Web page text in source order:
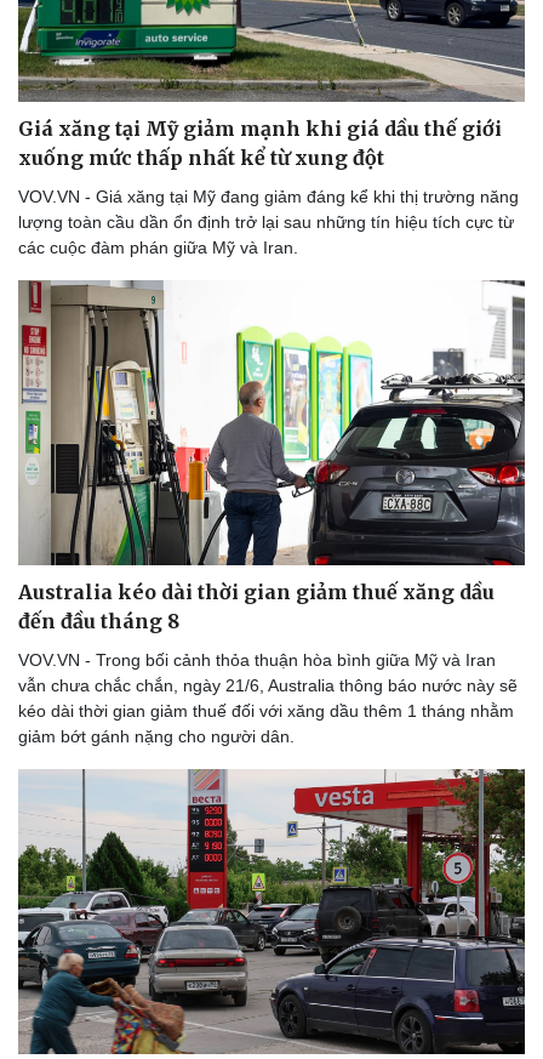
Giá xăng tại Mỹ giảm mạnh khi giá dầu thế giới
xuống mức thấp nhất kể từ xung đột
VOV.VN - Giá xăng tại Mỹ đang giảm đáng kể khi thị trường năng
lượng toàn cầu dần ổn định trở lại sau những tín hiệu tích cực từ
các cuộc đàm phán giữa Mỹ và Iran.
Australia kéo dài thời gian giảm thuế xăng dầu
đến đầu tháng 8
VOV.VN - Trong bối cảnh thỏa thuận hòa bình giữa Mỹ và Iran
vẫn chưa chắc chắn, ngày 21/6, Australia thông báo nước này sẽ
kéo dài thời gian giảm thuế đối với xăng dầu thêm 1 tháng nhằm
giảm bớt gánh nặng cho người dân.